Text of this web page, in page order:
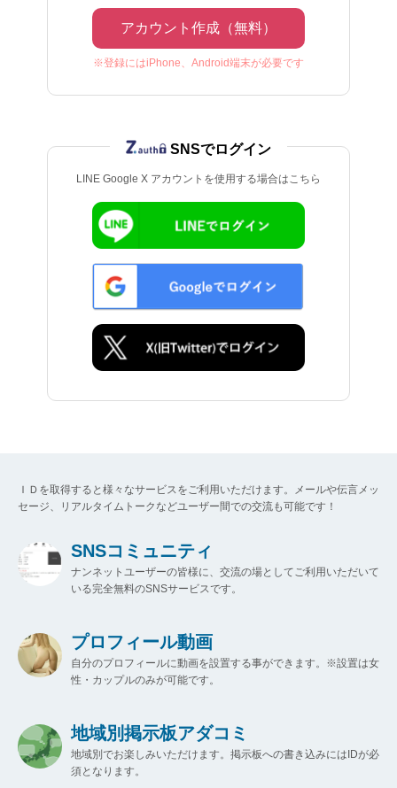
アカウント作成（無料）
※登録にはiPhone、Android端末が必要です
LINE Google X アカウントを使用する場合はこちら
SNSでログイン
ＩＤを取得すると様々なサービスをご利用いただけます。メールや伝言メッ
セージ、リアルタイムトークなどユーザー間での交流も可能です！
SNSコミュニティ
ナンネットユーザーの皆様に、交流の場としてご利用いただいて
いる完全無料のSNSサービスです。
プロフィール動画
自分のプロフィールに動画を設置する事ができます。※設置は女
性・カップルのみが可能です。
地域別掲示板アダコミ
地域別でお楽しみいただけます。掲示板への書き込みにはIDが必
須となります。